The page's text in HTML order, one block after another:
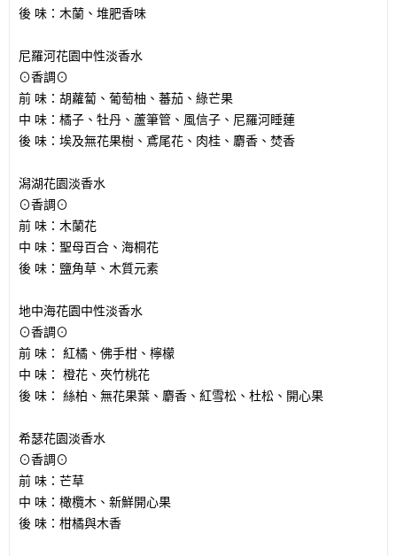
後 味：木蘭、堆肥香味
尼羅河花園中性淡香水
⊙香調⊙
前 味： 胡蘿蔔、葡萄柚、蕃茄、綠芒果
中 味： 橘子、牡丹、蘆筆管、風信子、尼羅河睡蓮
後 味： 埃及無花果樹、鳶尾花、肉桂、麝香、焚香
潟湖花園淡香水
⊙香調⊙
前 味：木蘭花
中 味：聖母百合、海桐花
後 味：鹽角草、木質元素
地中海花園中性淡香水
⊙香調⊙
前 味： 紅橘、佛手柑、檸檬
中 味： 橙花、夾竹桃花
後 味： 絲柏、無花果葉、麝香、紅雪松、杜松、開心果
希瑟花園淡香水
⊙香調⊙
前 味：芒草
中 味：橄欖木、新鮮開心果
後 味：柑橘與木香